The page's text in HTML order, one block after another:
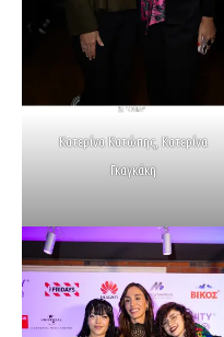
Κατερίνα Κατώπης, Κατερίνα
Γκαγκάκη